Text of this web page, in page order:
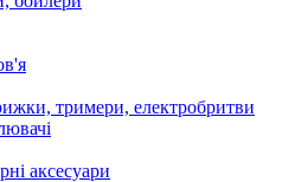
тримери, електробритви
аксесуари